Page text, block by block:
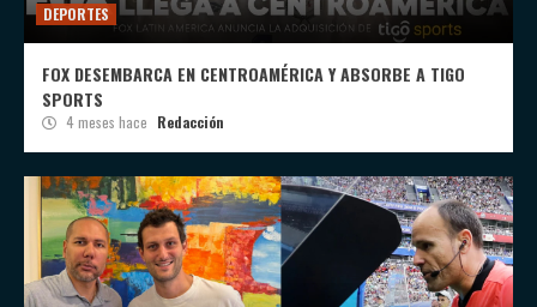
DEPORTES
FOX DESEMBARCA EN CENTROAMÉRICA Y ABSORBE A TIGO
SPORTS
4 meses hace Redacción